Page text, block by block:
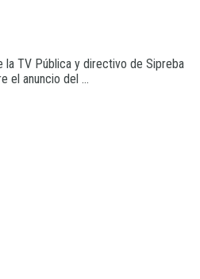
la TV Pública y directivo de Sipreba
el anuncio del ...